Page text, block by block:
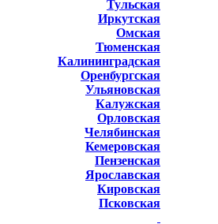
Тульская
Иркутская
Омская
Тюменская
Калининградская
Оренбургская
Ульяновская
Калужская
Орловская
Челябинская
Кемеровская
Пензенская
Ярославская
Кировская
Псковская